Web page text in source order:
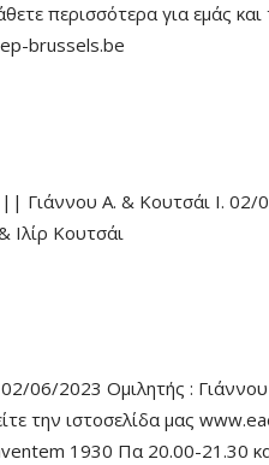
περισσότερα για εμάς
brussels.be
Γιάννου Α. & Κουτσάι Ι. 02/
Ιλίρ Κουτσάι
06/2023 Ομιλητής :
την ιστοσελίδα μας
1930 Πα 20.00-21.30